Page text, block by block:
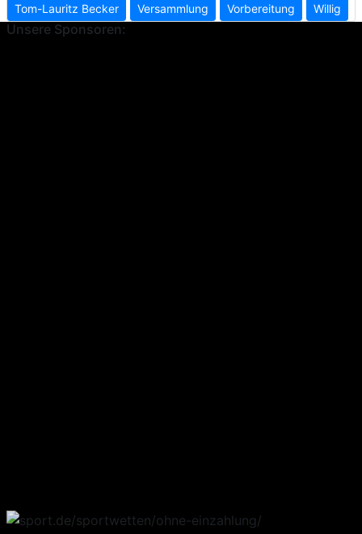
Tom-Lauritz Becker
Versammlung Vorbereitung Willig
Unsere Sponsoren: